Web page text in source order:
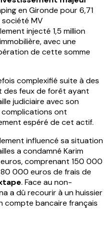
en Gironde pour 6,71
société MV
injecté 1,5 million
avec une
de cette somme
complexifié suite à des
des feux de forêt ayant
judiciaire avec son
complications ont
espéré de cet actif.
influencé sa situation
a condamné Karim
comprenant 150 000
000 euros de frais de
. Face au non-
a dû recourir à un huissier
compte bancaire français